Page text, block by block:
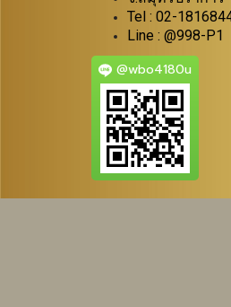
Tel : 02-
Line : @998-P1
@wbo4180u